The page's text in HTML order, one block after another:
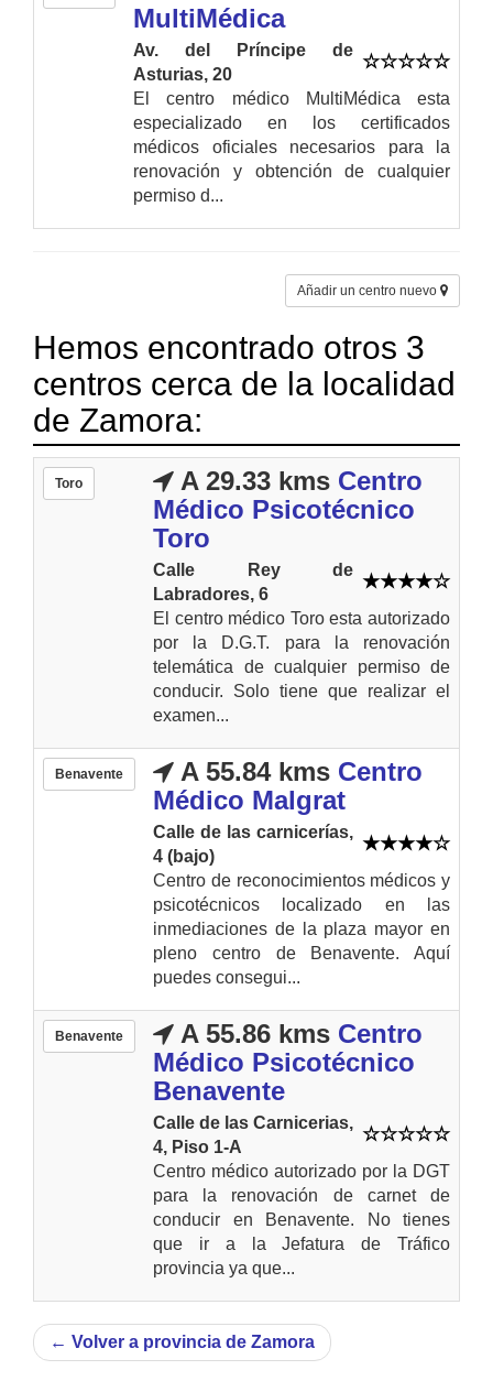
MultiMédica
Av. del Príncipe de
Asturias, 20
El centro médico MultiMédica esta
especializado en los certificados
médicos oficiales necesarios para la
renovación y obtención de cualquier
permiso d...
Añadir un centro nuevo
Hemos encontrado otros 3
centros cerca de la localidad
de Zamora:
Toro A 29.33 kms Centro
Médico Psicotécnico
Toro
Calle Rey de
Labradores, 6
El centro médico Toro esta autorizado
por la D.G.T. para la renovación
telemática de cualquier permiso de
conducir. Solo tiene que realizar el
examen...
Benavente A 55.84 kms Centro
Médico Malgrat
Calle de las carnicerías,
4 (bajo)
Centro de reconocimientos médicos y
psicotécnicos localizado en las
inmediaciones de la plaza mayor en
pleno centro de Benavente. Aquí
puedes consegui...
Benavente A 55.86 kms Centro
Médico Psicotécnico
Benavente
Calle de las Carnicerias,
4, Piso 1-A
Centro médico autorizado por la DGT
para la renovación de carnet de
conducir en Benavente. No tienes
que ir a la Jefatura de Tráfico
provincia ya que...
← Volver a provincia de Zamora